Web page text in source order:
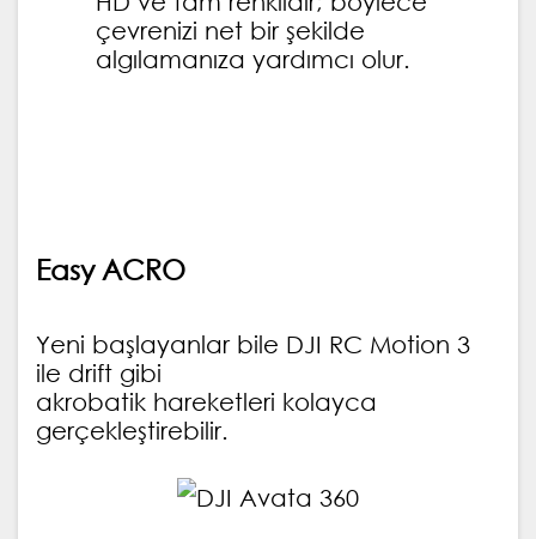
çevrenizi net bir şekilde
algılamanıza yardımcı olur.
Easy ACRO
Yeni başlayanlar bile DJI RC Motion 3
ile drift gibi
akrobatik hareketleri kolayca
gerçekleştirebilir.